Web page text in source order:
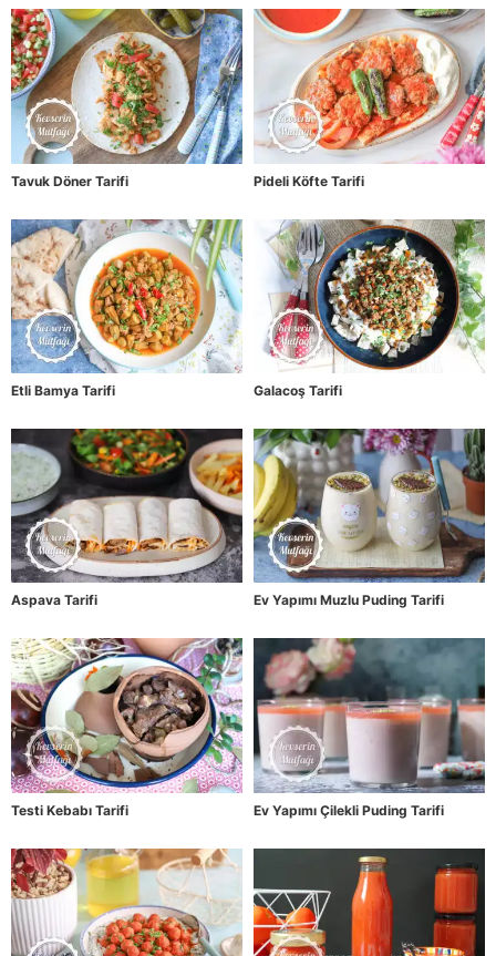
Tavuk Döner Tarifi Pideli Köfte Tarifi
Etli Bamya Tarifi Galacoş Tarifi
Aspava Tarifi Ev Yapımı Muzlu Puding Tarifi
Testi Kebabı Tarifi Ev Yapımı Çilekli Puding Tarifi